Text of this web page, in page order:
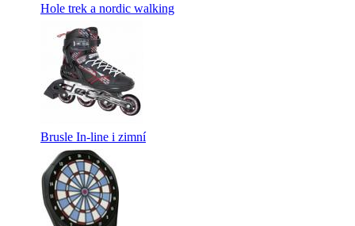
Hole trek a nordic walking
Brusle In-line i zimní